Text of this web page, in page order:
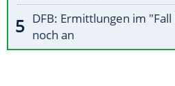
DFB: Ermittlungen im
noch an